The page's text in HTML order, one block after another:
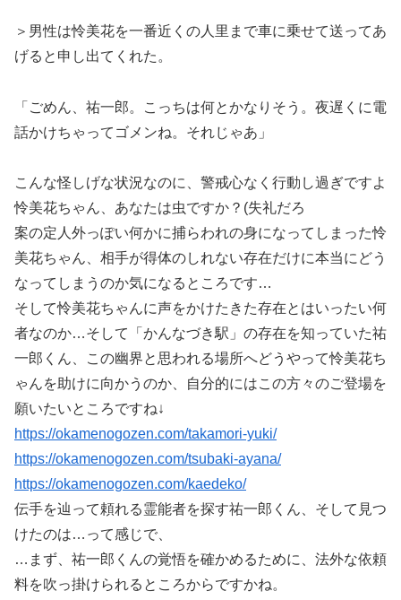
＞男性は怜美花を一番近くの人里まで車に乗せて送ってあ
げると申し出てくれた。
「ごめん、祐一郎。こっちは何とかなりそう。夜遅くに電
話かけちゃってゴメンね。それじゃあ」
こんな怪しげな状況なのに、警戒心なく行動し過ぎですよ
怜美花ちゃん、あなたは虫ですか？(失礼だろ
案の定人外っぽい何かに捕らわれの身になってしまった怜
美花ちゃん、相手が得体のしれない存在だけに本当にどう
なってしまうのか気になるところです…
そして怜美花ちゃんに声をかけたきた存在とはいったい何
者なのか…そして「かんなづき駅」の存在を知っていた祐
一郎くん、この幽界と思われる場所へどうやって怜美花ち
ゃんを助けに向かうのか、自分的にはこの方々のご登場を
願いたいところですね↓
https://okamenogozen.com/takamori-yuki/
https://okamenogozen.com/tsubaki-ayana/
https://okamenogozen.com/kaedeko/
伝手を辿って頼れる霊能者を探す祐一郎くん、そして見つ
けたのは…って感じで、
…まず、祐一郎くんの覚悟を確かめるために、法外な依頼
料を吹っ掛けられるところからですかね。